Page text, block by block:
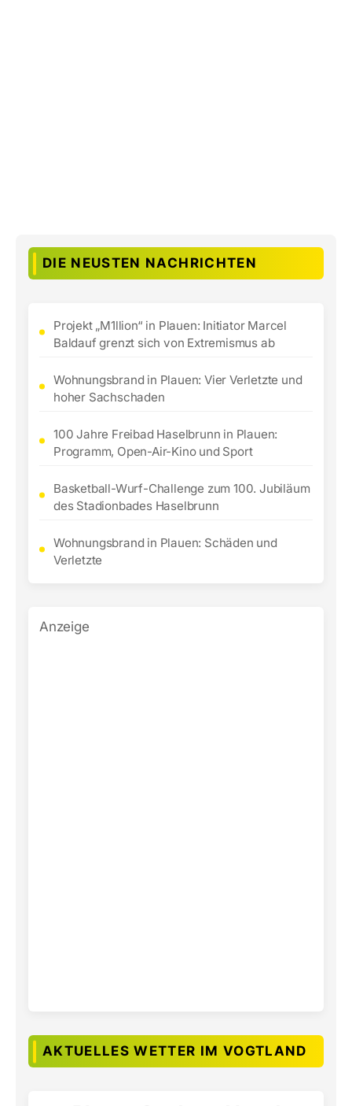
DIE NEUSTEN NACHRICHTEN
Projekt „M1llion“ in Plauen: Initiator Marcel
Baldauf grenzt sich von Extremismus ab
Wohnungsbrand in Plauen: Vier Verletzte und
hoher Sachschaden
100 Jahre Freibad Haselbrunn in Plauen:
Programm, Open-Air-Kino und Sport
Basketball-Wurf-Challenge zum 100. Jubiläum
des Stadionbades Haselbrunn
Wohnungsbrand in Plauen: Schäden und
Verletzte
Anzeige
AKTUELLES WETTER IM VOGTLAND